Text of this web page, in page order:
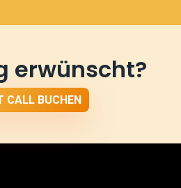
erwünscht?
CALL BUCHEN